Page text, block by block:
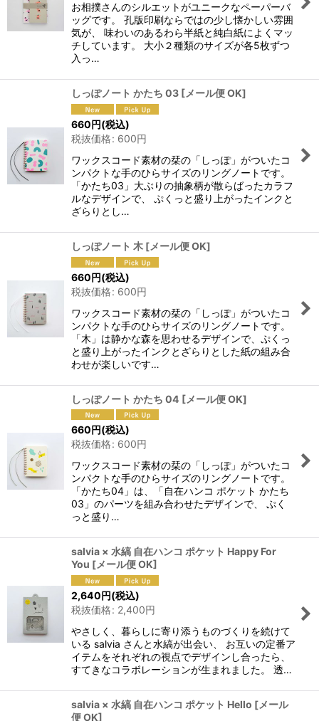
お相撲さんのシルエットがユニークなペーパーバ
ッグです。 孔版印刷ならではの少し懐かしい雰囲
気が、 味わいのあるわら半紙と純白紙によくマッ
チしています。 大小２種類のサイズが各5枚ずつ
入っ…
しっぽノート かたち 03 [メール便 OK]
660円(税込)
税抜価格: 600円
ワックスコード素材の栞の「しっぽ」がついたコ
ンパクトな手のひらサイズのリングノートです。
「かたち03」大ぶりの抽象柄が散らばったカラフ
ルなデザインで、 ぷくっと盛り上がったインクと
ざらりとし…
しっぽノート 木 [メール便 OK]
660円(税込)
税抜価格: 600円
ワックスコード素材の栞の「しっぽ」がついたコ
ンパクトな手のひらサイズのリングノートです。
「木」は静かな森を思わせるデザインで、ぷくっ
と盛り上がったインクとざらりとした紙の組み合
わせが楽しいです…
しっぽノート かたち 04 [メール便 OK]
660円(税込)
税抜価格: 600円
ワックスコード素材の栞の「しっぽ」がついたコ
ンパクトな手のひらサイズのリングノートです。
「かたち04」は、「自在ハンコ ポケット かたち
03」のパーツを組み合わせたデザインで、 ぷく
っと盛り…
salvia × 水縞 自在ハンコ ポケット Happy For
You [メール便 OK]
2,640円(税込)
税抜価格: 2,400円
やさしく、暮らしに寄り添うものづくりを続けて
いる salvia さんと水縞が出会い、 お互いの定番ア
イテムをそれぞれの視点でデザインし合ったら、
すてきなコラボレーションが生まれました。 透…
salvia × 水縞 自在ハンコ ポケット Hello [メール
便 OK]